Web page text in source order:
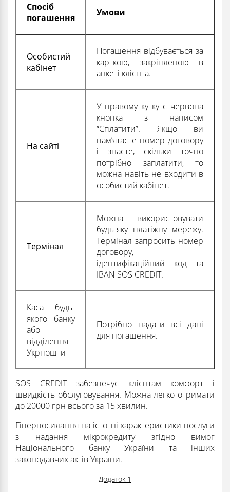
Спосіб
погашення
Умови
Особистий
кабінет
Погашення відбувається за
карткою, закріпленою в
анкеті клієнта.
На сайті
У правому кутку є червона
кнопка з написом
“Сплатити”. Якщо ви
пам’ятаєте номер договору
і знаєте, скільки точно
потрібно заплатити, то
можна навіть не входити в
особистий кабінет.
Термінал
Можна використовувати
будь-яку платіжну мережу.
Термінал запросить номер
договору,
ідентифікаційний код та
IBAN SOS CREDIT.
Каса будь-
якого банку
або
відділення
Укрпошти
Потрібно надати всі дані
для погашення.
SOS CREDIT забезпечує клієнтам комфорт і
швидкість обслуговування. Можна легко отримати
до 20000 грн всього за 15 хвилин.
Гіперпосилання на істотні характеристики послуги
з надання мікрокредиту згідно вимог
Національного банку України та інших
законодавчих актів України.
Додаток 1